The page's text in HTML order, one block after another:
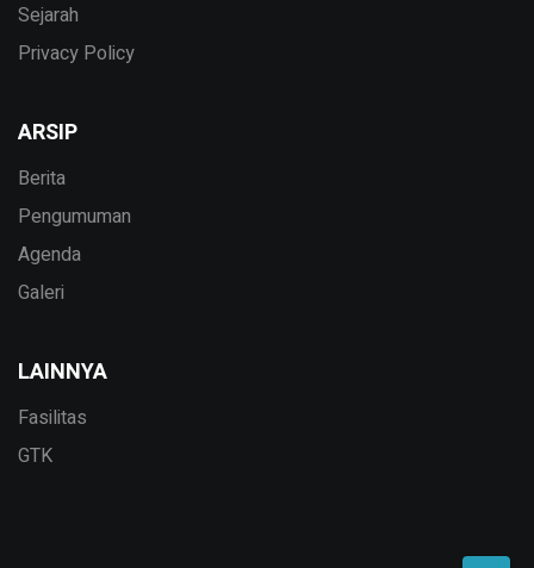
Sejarah
Privacy Policy
ARSIP
Berita
Pengumuman
Agenda
Galeri
LAINNYA
Fasilitas
GTK